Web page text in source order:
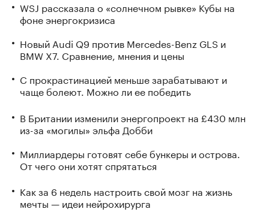
WSJ рассказала о «солнечном рывке» Кубы на
фоне энергокризиса
Новый Audi Q9 против Mercedes-Benz GLS и
BMW X7. Сравнение, мнения и цены
С прокрастинацией меньше зарабатывают и
чаще болеют. Можно ли ее победить
В Британии изменили энергопроект на £430 млн
из-за «могилы» эльфа Добби
Миллиардеры готовят себе бункеры и острова.
От чего они хотят спрятаться
Как за 6 недель настроить свой мозг на жизнь
мечты — идеи нейрохирурга